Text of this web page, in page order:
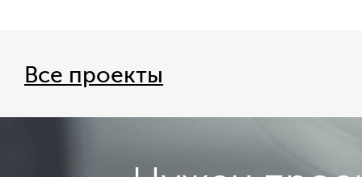
Все проекты